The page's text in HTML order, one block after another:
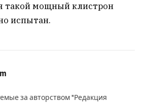
такой мощный клистрон
испытан.
за авторством "Редакция